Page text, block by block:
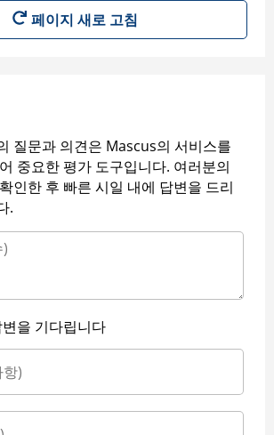
페이지 새로 고침
질문과 의견은 Mascus의 서비스를
중요한 평가 도구입니다. 여러분의
인한 후 빠른 시일 내에 답변을 드리
.
을 기다립니다